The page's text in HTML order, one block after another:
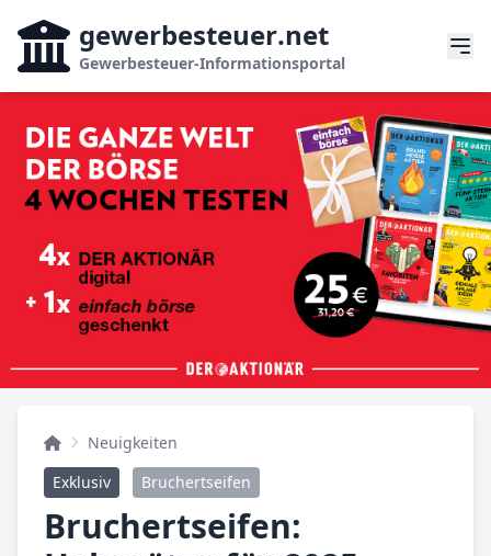
gewerbesteuer.net
Gewerbesteuer-Informationsportal
Neuigkeiten
Exklusiv
Bruchertseifen
Bruchertseifen: